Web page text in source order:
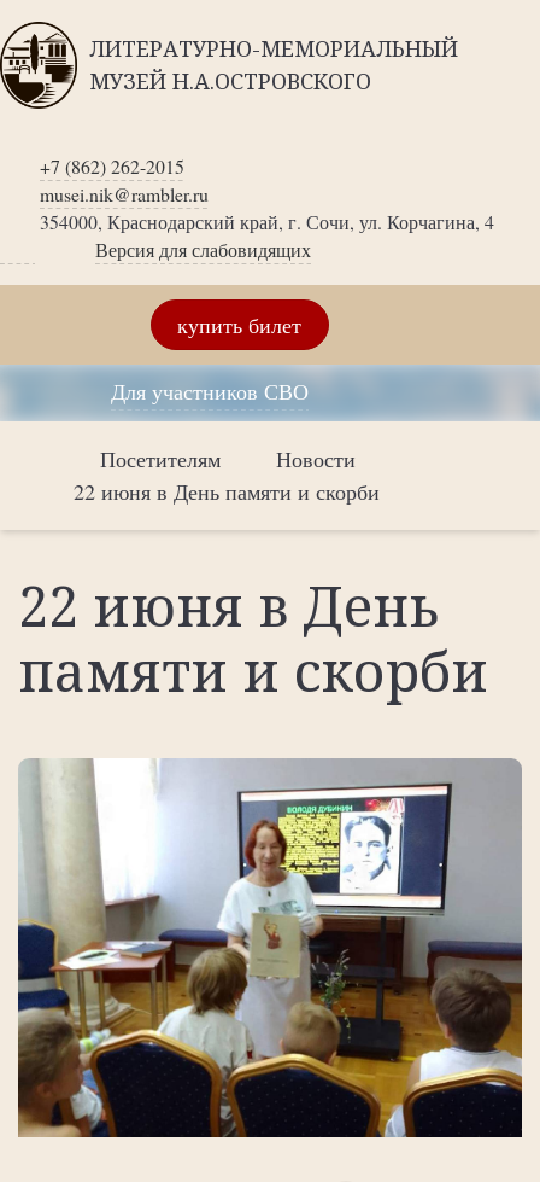
ЛИТЕРАТУРНО-МЕМОРИАЛЬНЫЙ
МУЗЕЙ Н.А.ОСТРОВСКОГО
+7 (862) 262-2015
musei.nik@rambler.ru
354000, Краснодарский край, г. Сочи, ул. Корчагина, 4
Версия для слабовидящих
купить билет
Для участников СВО
Посетителям
Новости
22 июня в День памяти и скорби
22 июня в День
памяти и скорби